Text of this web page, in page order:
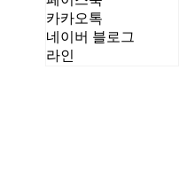
카카오톡
네이버 블로그
라인